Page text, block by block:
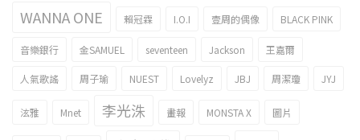
WANNA ONE 賴冠霖 I.O.I 壹周的偶像 BLACK PINK
音樂銀行 金SAMUEL seventeen Jackson 王嘉爾
人氣歌謠 周子瑜 NUEST Lovelyz JBJ 周潔瓊 JYJ
泫雅 Mnet 李光洙 畫報 MONSTA X 圖片